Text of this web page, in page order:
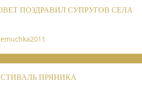
ПОЗДРАВИЛ СУПРУГОВ СЕЛА
ПРЯНИКА